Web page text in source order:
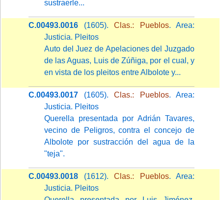
sustraerle...
C.00493.0016 (1605). Clas.: Pueblos. Area:
Justicia. Pleitos
Auto del Juez de Apelaciones del Juzgado
de las Aguas, Luis de Zúñiga, por el cual, y
en vista de los pleitos entre Albolote y...
C.00493.0017 (1605). Clas.: Pueblos. Area:
Justicia. Pleitos
Querella presentada por Adrián Tavares,
vecino de Peligros, contra el concejo de
Albolote por sustracción del agua de la
"teja".
C.00493.0018 (1612). Clas.: Pueblos. Area:
Justicia. Pleitos